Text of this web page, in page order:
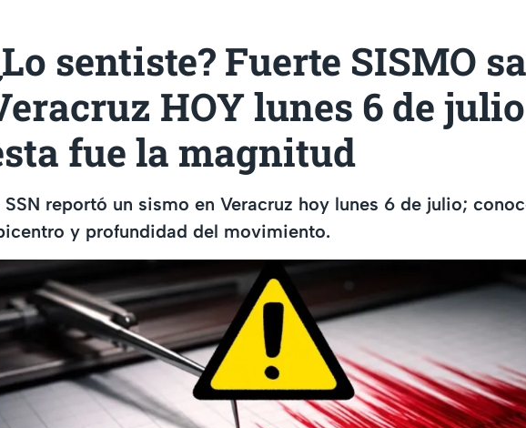
sentiste? Fuerte SISMO
HOY lunes 6 de
fue la magnitud
SSN reportó un sismo en Veracruz hoy lunes 6 de julio;
y profundidad del movimiento.